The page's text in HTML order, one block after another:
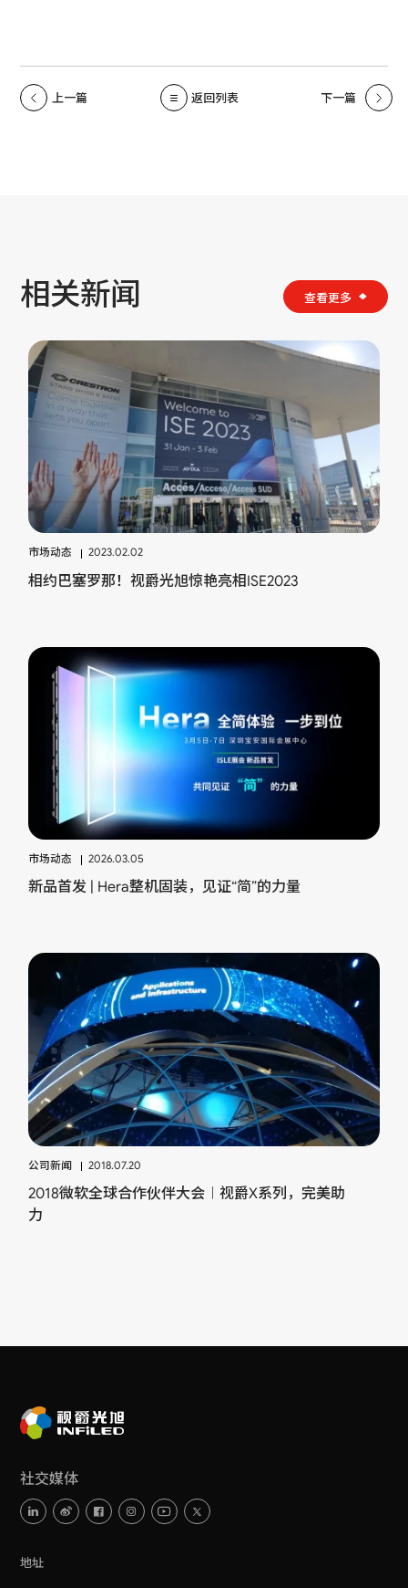
上一篇 返回列表 下一篇
相关新闻 查看更多
市场动态 2023.02.02
相约巴塞罗那！视爵光旭惊艳亮相ISE2023
市场动态 2026.03.05
新品首发 | Hera整机固装，见证“简”的力量
公司新闻 2018.07.20
2018微软全球合作伙伴大会︱视爵X系列，完美助
力
社交媒体
地址